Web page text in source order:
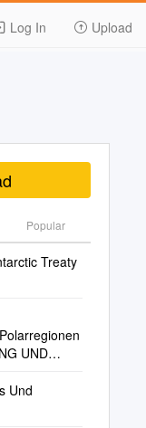
Log In Upload
Popular
Treaty
UND
Und